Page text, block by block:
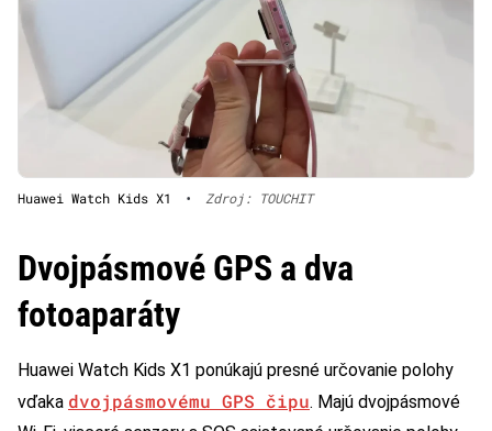
Huawei Watch Kids X1 • Zdroj: TOUCHIT
Dvojpásmové GPS a dva
fotoaparáty
Huawei Watch Kids X1 ponúkajú presné určovanie polohy
vďaka dvojpásmovému GPS čipu. Majú dvojpásmové